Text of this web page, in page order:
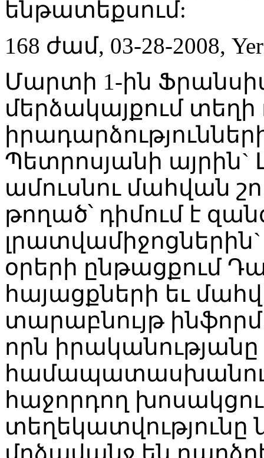
ենթատեքսում:
168 ժամ, 03-28-2008,
Մարտի 1-ին
մերձակայքում
Պետրոսյանի այրին`
ամուսնու մահվան
թողած՝ դիմում է
օրերի ընթացքում
հայացքների եւ
տարաբնույթ
որն իրականությանը
հաջորդող